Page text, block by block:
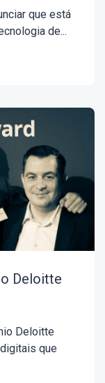
que está
de...
Deloitte
Deloitte
que